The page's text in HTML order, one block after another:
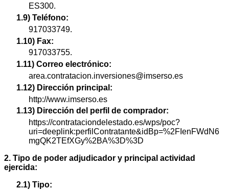
ES300.
1.9) Teléfono:
917033749.
1.10) Fax:
917033755.
1.11) Correo electrónico:
area.contratacion.inversiones@imserso.es
1.12) Dirección principal:
http://www.imserso.es
1.13) Dirección del perfil de comprador:
https://contrataciondelestado.es/wps/poc?
uri=deeplink:perfilContratante&idBp=%2FIenFWdN6
mgQK2TEfXGy%2BA%3D%3D
2. Tipo de poder adjudicador y principal actividad
ejercida:
2.1) Tipo: